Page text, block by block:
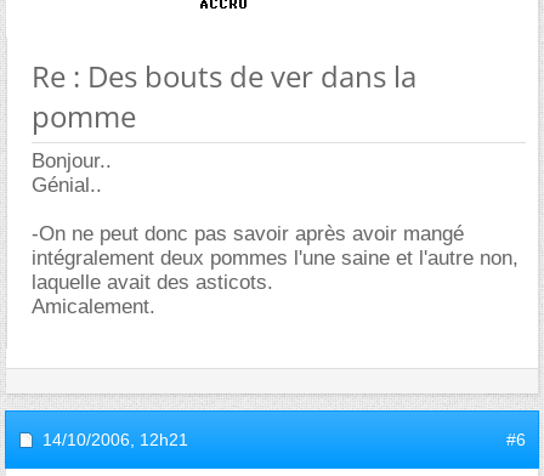
Re : Des bouts de ver dans la
pomme
Bonjour..
Génial..
-On ne peut donc pas savoir après avoir mangé
intégralement deux pommes l'une saine et l'autre non,
laquelle avait des asticots.
Amicalement.
14/10/2006, 12h21 #6